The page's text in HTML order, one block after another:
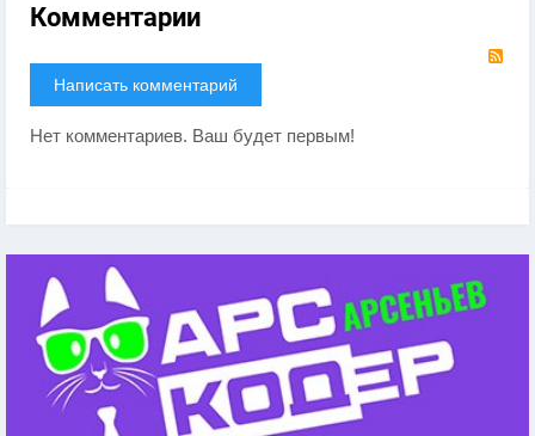
Комментарии
Написать комментарий
Нет комментариев. Ваш будет первым!